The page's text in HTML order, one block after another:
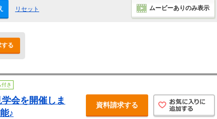
リセット ムービーありのみ表示
する
付き
会を開催しま
♪
資料請求する